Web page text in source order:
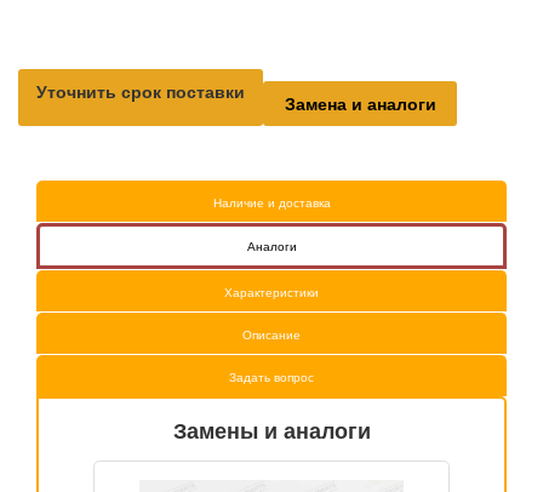
Уточнить срок поставки Замена и аналоги
Наличие и доставка
Аналоги
Характеристики
Описание
Задать вопрос
Замены и аналоги